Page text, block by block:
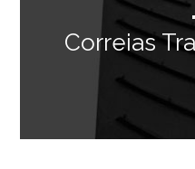
Correias